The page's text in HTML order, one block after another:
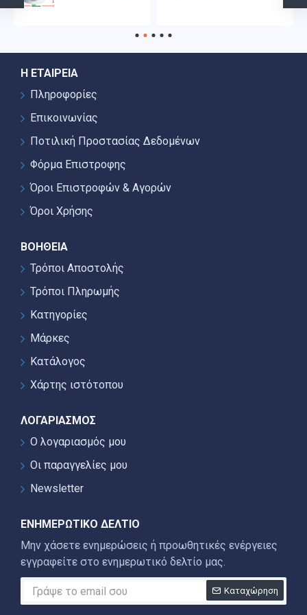
Η ΕΤΑΙΡΕΊΑ
Πληροφορίες
Επικοινωνίας
Ποτιλική Προστασίας Δεδομένων
Φόρμα Επιστροφης
Όροι Επιστροφών & Αγορών
Όροι Χρήσης
ΒΟΉΘΕΙΑ
Τρόποι Αποστολής
Τρόποι Πληρωμής
Κατηγορίες
Μάρκες
Κατάλογος
Χάρτης ιστότοπου
ΛΟΓΑΡΙΑΣΜΌΣ
Ο λογαριασμός μου
Οι παραγγελίες μου
Newsletter
ΕΝΗΜΕΡΩΤΙΚΌ ΔΕΛΤΊΟ
Μην χάσετε ενημερώσεις ή προωθητικές ενέργειες
εγγραφείτε στο ενημερωτικό δελτίο μας.
Καταχώρηση